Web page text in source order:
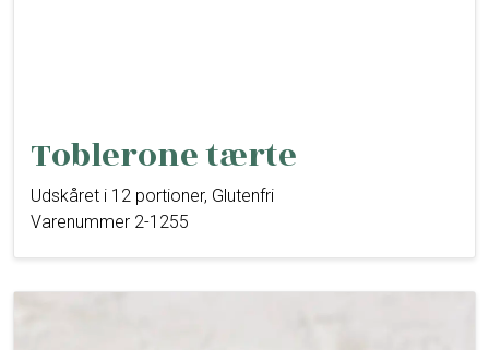
Toblerone tærte
Udskåret i 12 portioner, Glutenfri
Varenummer 2-1255